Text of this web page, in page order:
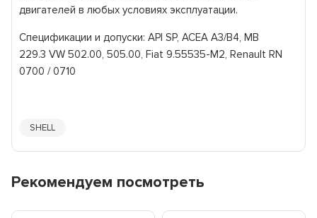
двигателей в любых условиях эксплуатации.
Спецификации и допуски: API SP, ACEA A3/В4, MB
229.3 VW 502.00, 505.00, Fiat 9.55535-M2, Renault RN
0700 / 0710
SHELL
Рекомендуем посмотреть